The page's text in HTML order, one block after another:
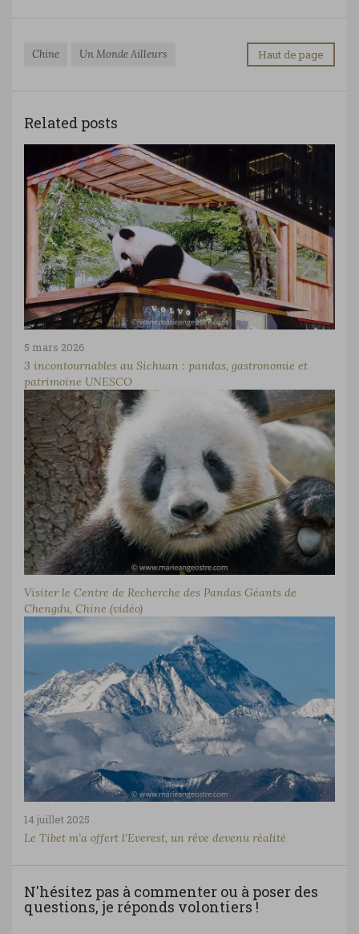
Chine Un Monde Ailleurs Haut de page
Related posts
5 mars 2026
3 incontournables au Sichuan : pandas, gastronomie et
patrimoine UNESCO
Visiter le Centre de Recherche des Pandas Géants de
Chengdu, Chine (vidéo)
14 juillet 2025
Le Tibet m’a offert l’Everest, un rêve devenu réalité
N'hésitez pas à commenter ou à poser des
questions, je réponds volontiers !